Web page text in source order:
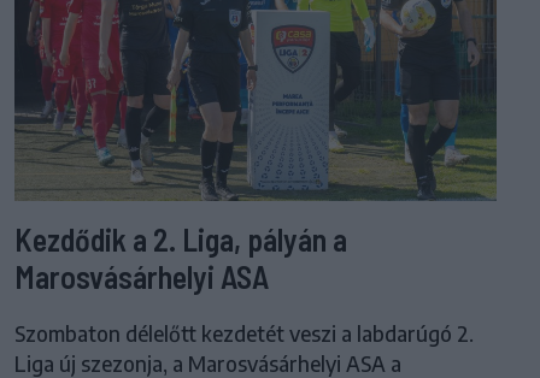
Kezdődik a 2. Liga, pályán a
Marosvásárhelyi ASA
Szombaton délelőtt kezdetét veszi a labdarúgó 2.
Liga új szezonja, a Marosvásárhelyi ASA a